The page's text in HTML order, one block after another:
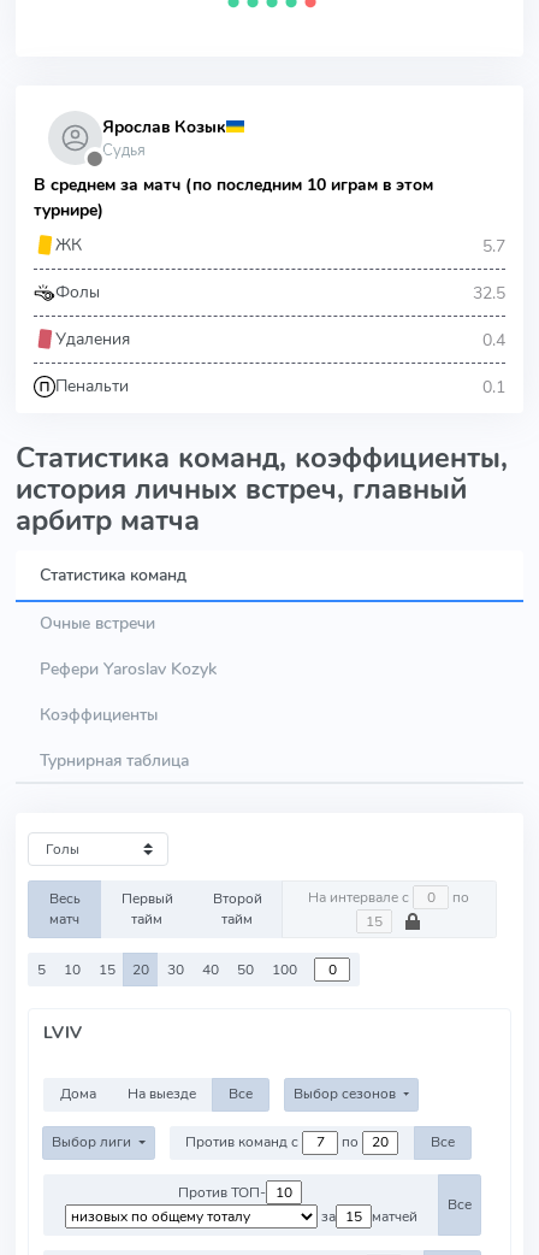
⬤
Ярослав Козык
Судья
В среднем за матч (по последним 10 играм в этом
турнире)
ЖК
5.7
Фолы 32.5
Удаления 0.4
Пенальти 0.1
Статистика команд, коэффициенты,
история личных встреч, главный
арбитр матча
Статистика команд
Очные встречи
Рефери Yaroslav Kozyk
Коэффициенты
Турнирная таблица
Весь
матч
Первый
тайм
Второй
тайм
На интервале с по
5 10 15 20 30 40 50 100
LVIV
Дома На выезде Все Выбор сезонов
Выбор лиги Против команд с по Все
Против ТОП-
за
матчей
Все